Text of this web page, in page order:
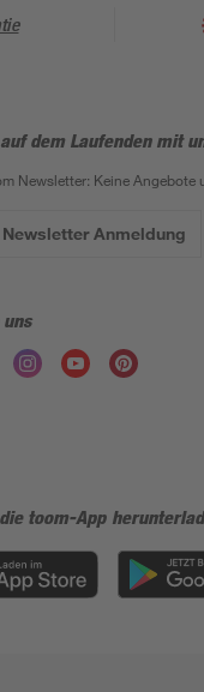
dem Laufenden mit
Newsletter: Keine Angebote
Anmeldung
toom-App